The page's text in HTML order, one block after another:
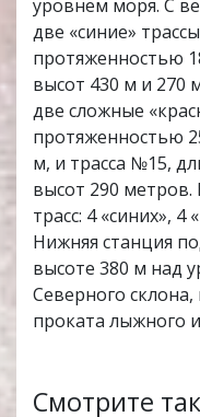
уровнем моря. С
две «синие»
протяженностью
высот 430 м и 270
две сложные
протяженностью
м, и трасса №15,
высот 290 метров.
трасс: 4 «синих», 4
Нижняя станция
высоте 380 м над
Северного склона,
проката лыжного
Смотрите